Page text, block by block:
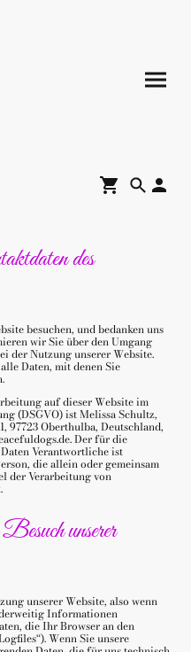
des
besuchen, und bedanken uns
wir Sie über den Umgang
der Nutzung unserer Website.
Daten, mit denen Sie
auf dieser Website im
(DSGVO) ist Melissa Schultz,
97723 Oberthulba, Deutschland,
Der für die
Verantwortliche ist
die allein oder gemeinsam
der Verarbeitung von
unserer
unserer Website, also wenn
Informationen
die Ihr Browser an den
Wenn Sie unsere